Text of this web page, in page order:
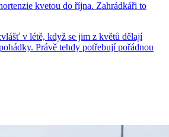
kvetou do října. Zahrádkáři to
v létě, když se jim z květů dělají
Právě tehdy potřebují pořádnou